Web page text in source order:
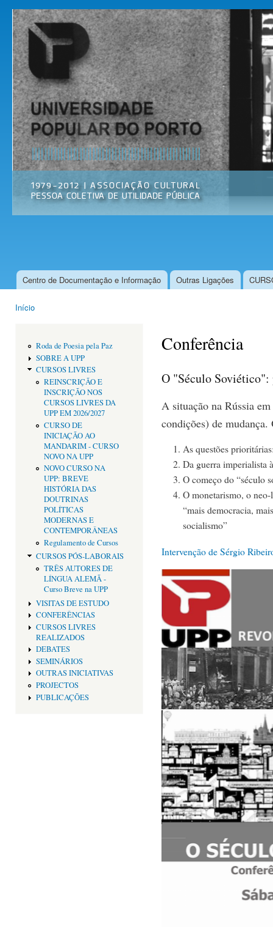
Universidade
Popular do
Porto
Associação
Cultural
Menu principal
Centro de Documentação e Informação Outras Ligações
Início
Roda de Poesia pela Paz
SOBRE A UPP
CURSOS LIVRES
REINSCRIÇÃO E
INSCRIÇÃO NOS
CURSOS LIVRES DA
UPP EM 2026/2027
CURSO DE
INICIAÇÃO AO
MANDARIM - CURSO
NOVO NA UPP
NOVO CURSO NA
UPP: BREVE
HISTÓRIA DAS
DOUTRINAS
POLÍTICAS
MODERNAS E
CONTEMPORÂNEAS
Regulamento de Cursos
CURSOS PÓS-LABORAIS
TRÊS AUTORES DE
LÍNGUA ALEMÃ -
Curso Breve na UPP
VISITAS DE ESTUDO
CONFERÊNCIAS
CURSOS LIVRES
REALIZADOS
DEBATES
SEMINÁRIOS
OUTRAS INICIATIVAS
PROJECTOS
PUBLICAÇÕES
Conferência
O "Século
A situação na Rússia
condições) de
As questões
Da guerra imperialista
O começo do “século
O monetarismo, o
“mais democracia,
socialismo”
Intervenção de Sérgio